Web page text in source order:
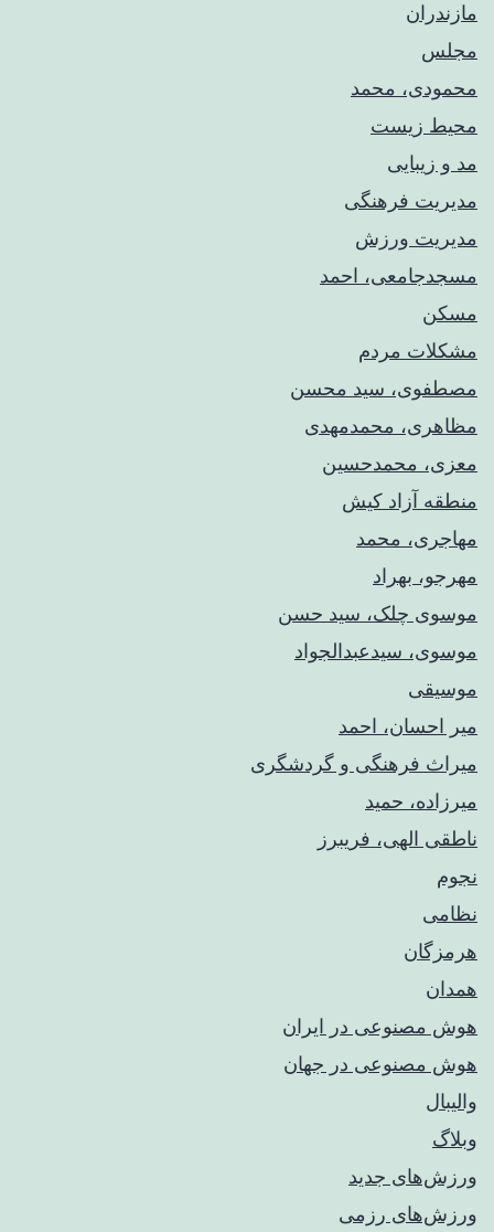
مازندران
مجلس
محمودی، محمد
محیط زیست
مد و زیبایی
مدیریت فرهنگی
مدیریت ورزش
مسجدجامعی، احمد
مسکن
مشکلات مردم
مصطفوی، سید محسن
مظاهری، محمدمهدی
معزی، محمدحسین
منطقه آزاد کیش
مهاجری، محمد
مهرجو، بهراد
موسوی چلک، سید حسن
موسوی، سیدعبدالجواد
موسیقی
میر احسان، احمد
میراث فرهنگی و گردشگری
میرزاده، حمید
ناطقی الهی، فریبرز
نجوم
نظامی
هرمزگان
همدان
هوش مصنوعی در ایران
هوش مصنوعی در جهان
والیبال
وبلاگ
ورزش‌های جدید
ورزش‌های رزمی